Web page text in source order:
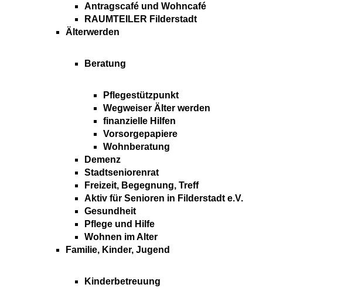
Antragscafé und Wohncafé
RAUMTEILER Filderstadt
Älterwerden
Beratung
Pflegestützpunkt
Wegweiser Älter werden
finanzielle Hilfen
Vorsorgepapiere
Wohnberatung
Demenz
Stadtseniorenrat
Freizeit, Begegnung, Treff
Aktiv für Senioren in Filderstadt e.V.
Gesundheit
Pflege und Hilfe
Wohnen im Alter
Familie, Kinder, Jugend
Kinderbetreuung